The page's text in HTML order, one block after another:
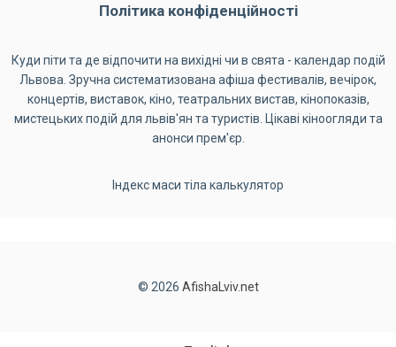
Політика конфіденційності
Куди піти та де відпочити на вихідні чи в свята - календар подій
Львова. Зручна систематизована афіша фестивалів, вечірок,
концертів, виставок, кіно, театральних вистав, кінопоказів,
мистецьких подій для львів'ян та туристів. Цікаві кіноогляди та
анонси прем'єр.
Індекс маси тіла калькулятор
© 2026 AfishaLviv.net